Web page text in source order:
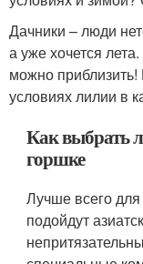
Дачники – люди
а уже хочется
можно
условиях лилии в
Как выбрать
горшке
Лучше всего
подойдут